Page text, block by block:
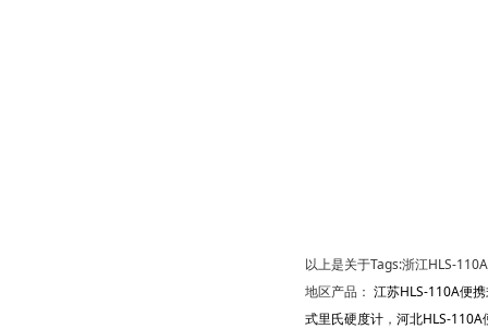
以上是关于Tags:浙江HLS-110A
地区产品： 江苏HLS-110A便
式里氏硬度计 ， 河北HLS-110A